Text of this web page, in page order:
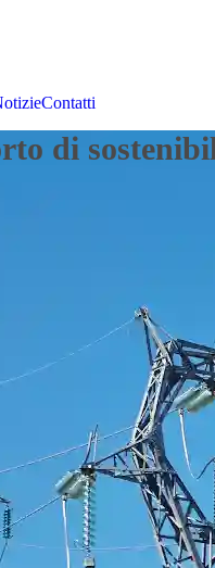
Contatti
nella